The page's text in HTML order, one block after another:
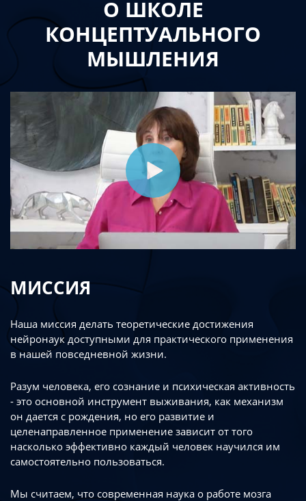
О ШКОЛЕ
КОНЦЕПТУАЛЬНОГО
МЫШЛЕНИЯ
МИССИЯ
Наша миссия делать теоретические достижения
нейронаук доступными для практического применения
в нашей повседневной жизни.
Разум человека, его сознание и психическая активность
- это основной инструмент выживания, как механизм
он дается с рождения, но его развитие и
целенаправленное применение зависит от того
насколько эффективно каждый человек научился им
самостоятельно пользоваться.
Мы считаем, что современная наука о работе мозга